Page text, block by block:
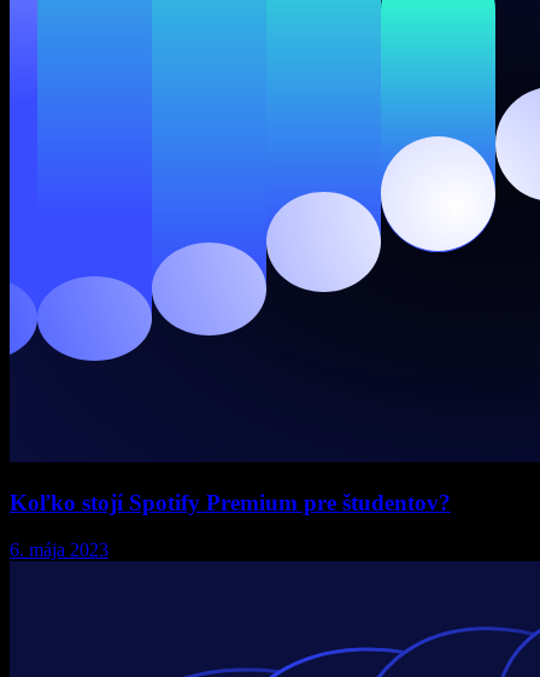
Koľko stojí Spotify Premium pre študentov?
6. mája 2023